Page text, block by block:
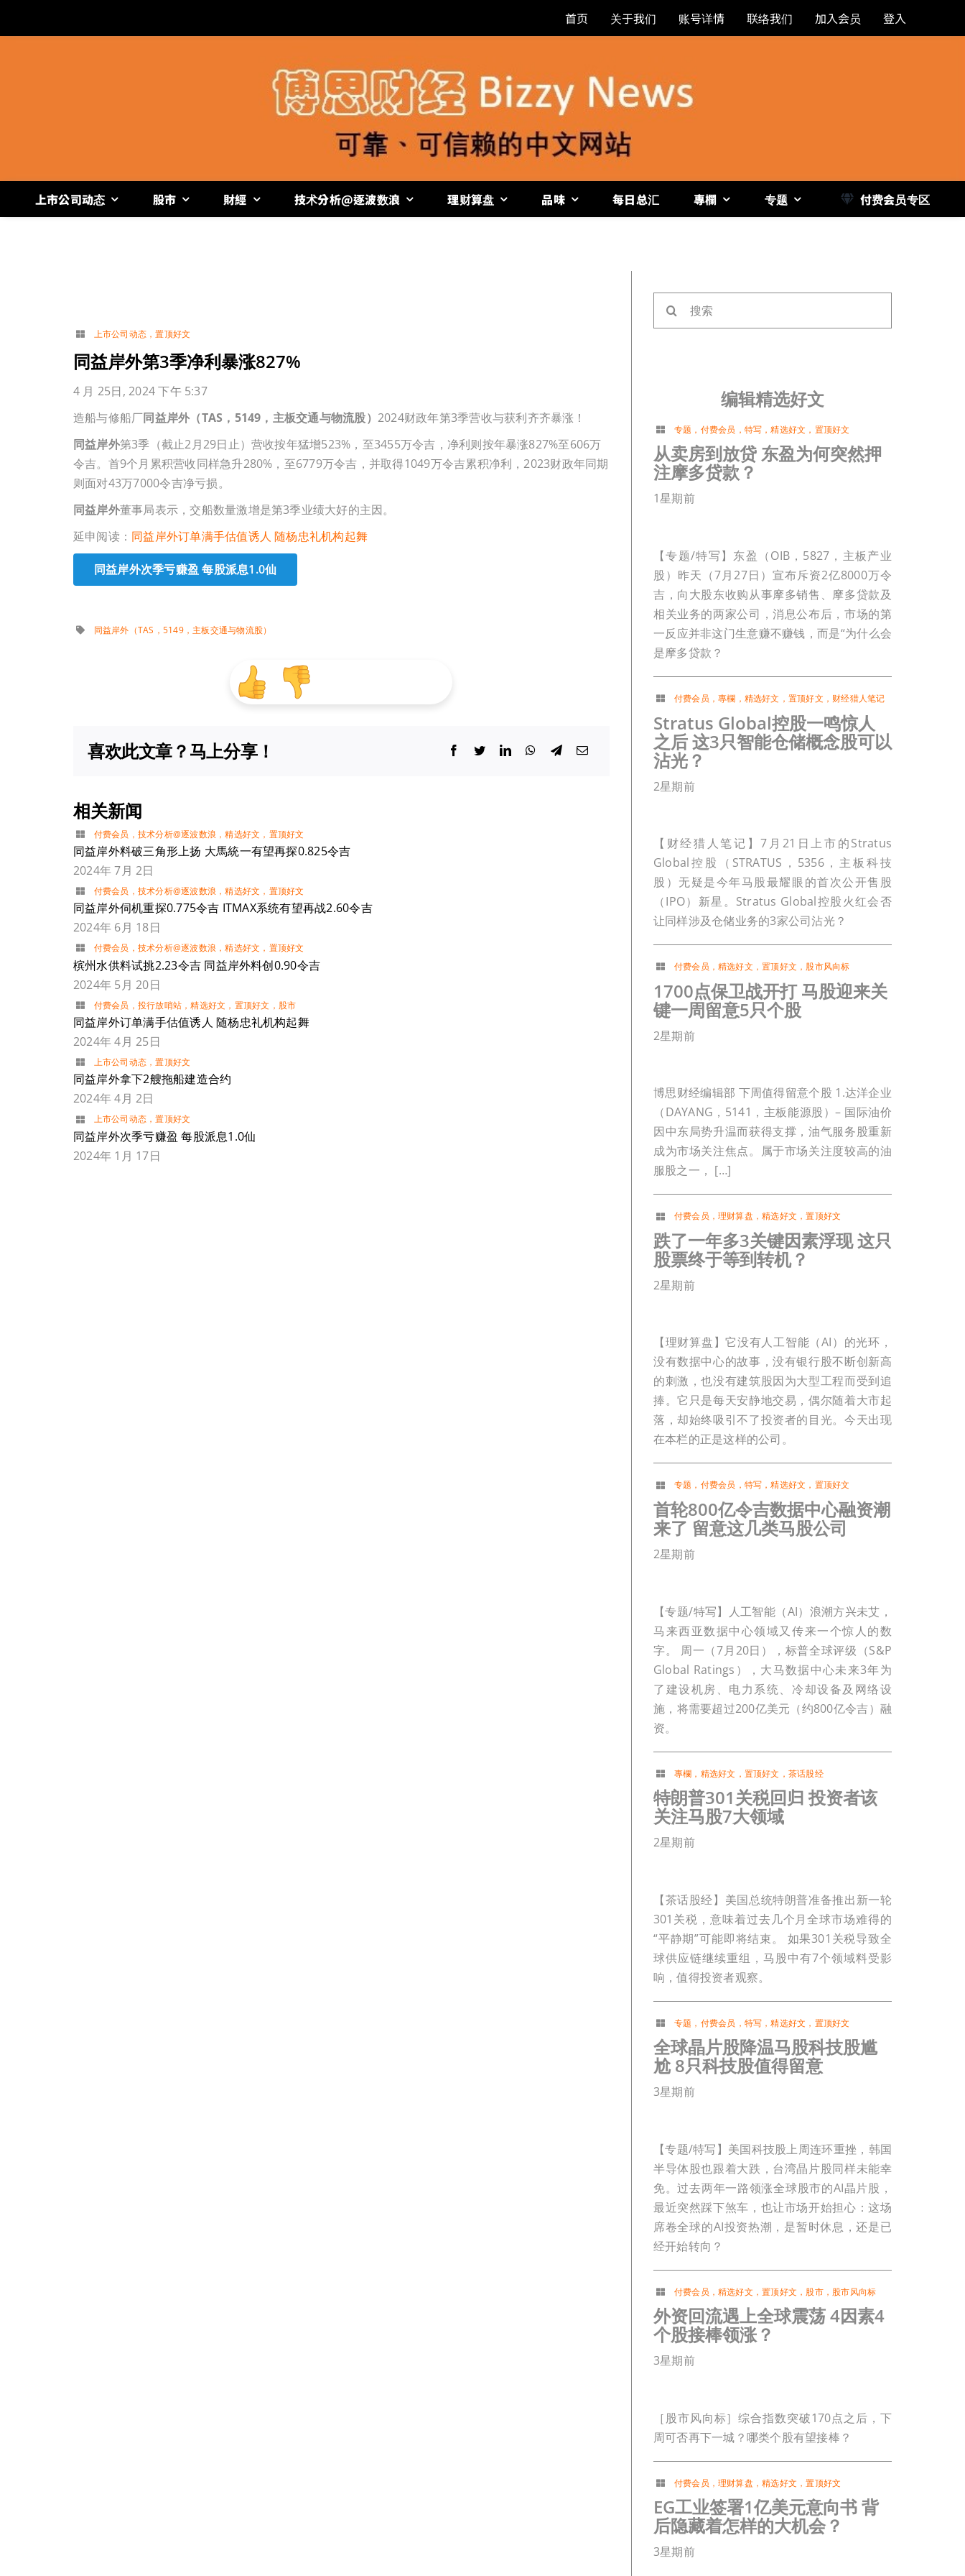
首页 关于我们 账号详情 联络我们 加入会员 登入
上市公司动态 股市 財經 技术分析@逐波数浪 理财算盘 品味 每日总汇 專欄 专题 付费会员专区
上市公司动态 ，置顶好文
同益岸外第3季净利暴涨827%
4 月 25日, 2024 下午 5:37
造船与修船厂同益岸外（TAS，5149，主板交通与物流股） 2024财政年第3季营收与获利齐齐暴涨！
同益岸外第3季（截止2月29日止）营收按年猛增523%，至3455万令吉，净利则按年暴涨827%至606万
令吉。首9个月累积营收同样急升280%，至6779万令吉，并取得1049万令吉累积净利，2023财政年同期
则面对43万7000令吉净亏损。
同益岸外董事局表示，交船数量激增是第3季业绩大好的主因。
延申阅读： 同益岸外订单满手估值诱人 随杨忠礼机构起舞
同益岸外次季亏赚盈 每股派息1.0仙
同益岸外（TAS，5149，主板交通与物流股）
喜欢此文章？马上分享！
相关新闻
付费会员 ， 技术分析@逐波数浪 ，精选好文 ， 置顶好文
同益岸外料破三角形上扬 大馬統一有望再探0.825令吉
2024年 7月 2日
付费会员 ， 技术分析@逐波数浪 ，精选好文 ， 置顶好文
同益岸外伺机重探0.775令吉 ITMAX系统有望再战2.60令吉
2024年 6月 18日
付费会员 ， 技术分析@逐波数浪 ，精选好文 ， 置顶好文
槟州水供料试挑2.23令吉 同益岸外料创0.90令吉
2024年 5月 20日
付费会员 ， 投行放哨站 ，精选好文 ， 置顶好文 ， 股市
同益岸外订单满手估值诱人 随杨忠礼机构起舞
2024年 4月 25日
上市公司动态 ，置顶好文
同益岸外拿下2艘拖船建造合约
2024年 4月 2日
上市公司动态 ，置顶好文
同益岸外次季亏赚盈 每股派息1.0仙
2024年 1月 17日
索：
编辑精选好文
专题 ， 付费会员 ， 特写 ，精选好文 ， 置顶好文
从卖房到放贷 东盈为何突然押
注摩多贷款？
1星期前
【专题/特写】东盈（OIB，5827，主板产业
股）昨天（7月27日）宣布斥资2亿8000万令
吉，向大股东收购从事摩多销售、摩多贷款及
相关业务的两家公司，消息公布后，市场的第
一反应并非这门生意赚不赚钱，而是“为什么会
是摩多贷款？
付费会员 ，專欄 ， 精选好文 ， 置顶好文 ， 财经猎人笔记
Stratus Global控股一鸣惊人
之后 这3只智能仓储概念股可以
沾光？
2星期前
【财经猎人笔记】7月21日上市的Stratus
Global控股（STRATUS，5356，主板科技
股）无疑是今年马股最耀眼的首次公开售股
（IPO）新星。Stratus Global控股火红会否
让同样涉及仓储业务的3家公司沾光？
付费会员 ，精选好文 ，置顶好文 ， 股市风向标
1700点保卫战开打 马股迎来关
键一周留意5只个股
2星期前
博思财经编辑部 下周值得留意个股 1.达洋企业
（DAYANG，5141，主板能源股）– 国际油价
因中东局势升温而获得支撑，油气服务股重新
成为市场关注焦点。属于市场关注度较高的油
服股之一， […]
付费会员 ，理财算盘 ，精选好文 ，置顶好文
跌了一年多3关键因素浮现 这只
股票终于等到转机？
2星期前
【理财算盘】它没有人工智能（AI）的光环，
没有数据中心的故事，没有银行股不断创新高
的刺激，也没有建筑股因为大型工程而受到追
捧。它只是每天安静地交易，偶尔随着大市起
落，却始终吸引不了投资者的目光。今天出现
在本栏的正是这样的公司。
专题 ， 付费会员 ， 特写 ，精选好文 ， 置顶好文
首轮800亿令吉数据中心融资潮
来了 留意这几类马股公司
2星期前
【专题/特写】人工智能（AI）浪潮方兴未艾，
马来西亚数据中心领域又传来一个惊人的数
字。 周一（7月20日），标普全球评级（S&P
Global Ratings），大马数据中心未来3年为
了建设机房、电力系统、冷却设备及网络设
施，将需要超过200亿美元（约800亿令吉）融
资。
專欄 ， 精选好文 ， 置顶好文 ， 茶话股经
特朗普301关税回归 投资者该
关注马股7大领域
2星期前
【茶话股经】美国总统特朗普准备推出新一轮
301关税，意味着过去几个月全球市场难得的
“平静期”可能即将结束。 如果301关税导致全
球供应链继续重组，马股中有7个领域料受影
响，值得投资者观察。
专题 ， 付费会员 ， 特写 ，精选好文 ， 置顶好文
全球晶片股降温马股科技股尴
尬 8只科技股值得留意
3星期前
【专题/特写】美国科技股上周连环重挫，韩国
半导体股也跟着大跌，台湾晶片股同样未能幸
免。过去两年一路领涨全球股市的AI晶片股，
最近突然踩下煞车，也让市场开始担心：这场
席卷全球的AI投资热潮，是暂时休息，还是已
经开始转向？
付费会员 ，精选好文 ，置顶好文 ， 股市， 股市风向标
外资回流遇上全球震荡 4因素4
个股接棒领涨？
3星期前
［股市风向标］综合指数突破170点之后，下
周可否再下一城？哪类个股有望接棒？
付费会员 ，理财算盘 ，精选好文 ，置顶好文
EG工业签署1亿美元意向书 背
后隐藏着怎样的大机会？
3星期前